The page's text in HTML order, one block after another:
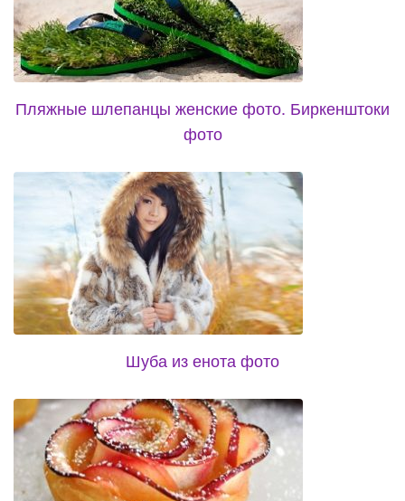
Пляжные шлепанцы женские фото. Биркенштоки
фото
Шуба из енота фото